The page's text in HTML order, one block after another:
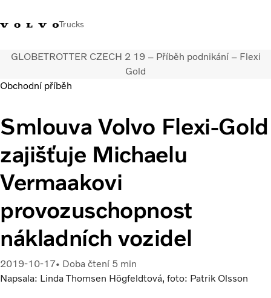
Trucks
+420 271 021
Klub řidičů
Přihlášení k Volvo
Česká
Modely
Použitá vozidla
Servisní síť a prodej
Novinky
Kontaktujte nás
Kariéra
O nás
GLOBETROTTER CZECH 2 19 – Příběh podnikání – Flexi
Gold
Obchodní příběh
Smlouva Volvo Flexi-Gold
zajišťuje Michaelu
Vermaakovi
provozuschopnost
nákladních vozidel
2019-10-17
Doba čtení 5 min
Napsala: Linda Thomsen Högfeldtová, foto: Patrik Olsson